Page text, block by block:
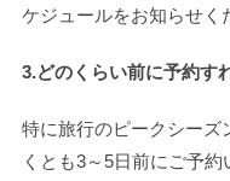
ケジュールをお知らせく
3.どのくらい前に予約す
特に旅行のピークシーズ
くとも3～5日前にご予